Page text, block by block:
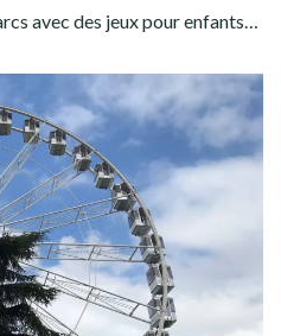
avec des jeux pour enfants…